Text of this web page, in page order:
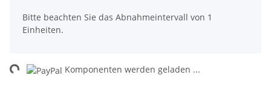
Bitte beachten Sie das Abnahmeintervall von 1
Einheiten.
Komponenten werden geladen ...